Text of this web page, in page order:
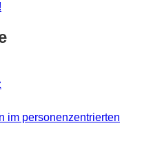
im personenzentrierten